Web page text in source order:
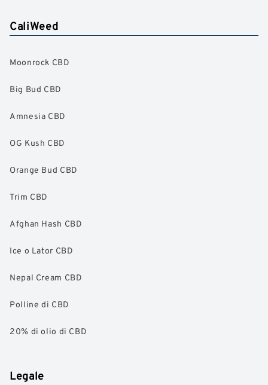
CaliWeed
Moonrock CBD
Big Bud CBD
Amnesia CBD
OG Kush CBD
Orange Bud CBD
Trim CBD
Afghan Hash CBD
Ice o Lator CBD
Nepal Cream CBD
Polline di CBD
20% di olio di CBD
Legale